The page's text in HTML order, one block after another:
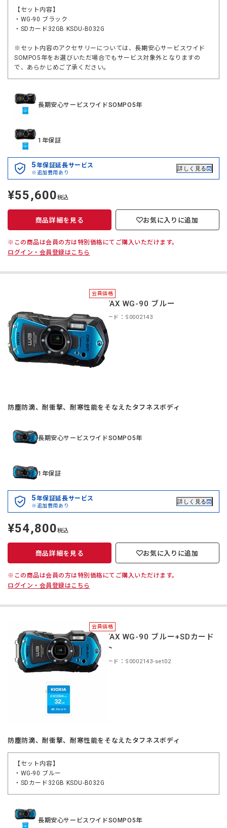
【セット内容】
・WG-90 ブラック
・SDカード32GB KSDU-B032G
※セット内容のアクセサリーについては、長期安心サービスワイド
SOMPO5年をお選びいただ場合でもサービス対象外となりますの
で、あらかじめご了承ください。
長期安心サービスワイドSOMPO5年
1年保証
5年保証延長サービス
※追加費用あり
詳しく見る
定
価
¥55,600税込
商品詳細を見る お気に入りに追加
※この商品は会員の方は特別価格にてご購入いただけます。
ログイン・会員登録はこちら
会員価格
PENTAX WG-90 ブルー
商品コード：S0002143
防塵防滴、耐衝撃、耐寒性能をそなえたタフネスボディ
長期安心サービスワイドSOMPO5年
1年保証
5年保証延長サービス
※追加費用あり
詳しく見る
定
価
¥54,800税込
商品詳細を見る お気に入りに追加
※この商品は会員の方は特別価格にてご購入いただけます。
ログイン・会員登録はこちら
会員価格
PENTAX WG-90 ブルー+SDカード
セット
商品コード：S0002143-set02
防塵防滴、耐衝撃、耐寒性能をそなえたタフネスボディ
【セット内容】
・WG-90 ブルー
・SDカード32GB KSDU-B032G
長期安心サービスワイドSOMPO5年